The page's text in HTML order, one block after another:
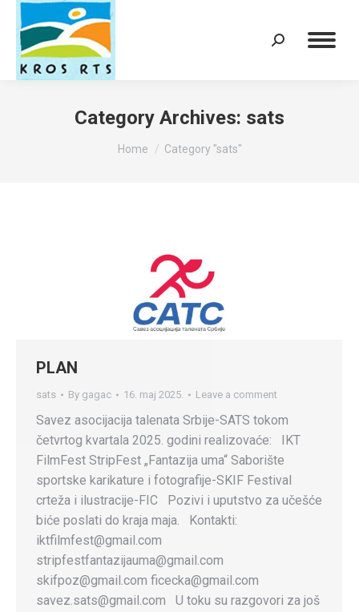
Search:
Category Archives: sats
You are here:
Home Category "sats"
PLAN
sats By gagac 16. maj 2025. Leave a comment
Savez asocijacija talenata Srbije-SATS tokom
četvrtog kvartala 2025. godini realizovaće: IKT
FilmFest StripFest „Fantazija uma“ Saborište
sportske karikature i fotografije-SKIF Festival
crteža i ilustracije-FIC Pozivi i uputstvo za učešće
biće poslati do kraja maja. Kontakti:
iktfilmfest@gmail.com
stripfestfantazijauma@gmail.com
skifpoz@gmail.com ficecka@gmail.com
savez.sats@gmail.com U toku su razgovori za još